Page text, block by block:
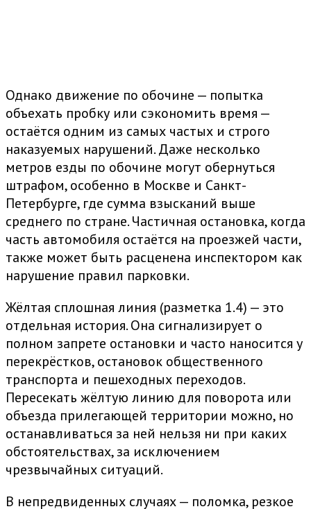
Однако движение по обочине — попытка
объехать пробку или сэкономить время —
остаётся одним из самых частых и строго
наказуемых нарушений. Даже несколько
метров езды по обочине могут обернуться
штрафом, особенно в Москве и Санкт-
Петербурге, где сумма взысканий выше
среднего по стране. Частичная остановка, когда
часть автомобиля остаётся на проезжей части,
также может быть расценена инспектором как
нарушение правил парковки.
Жёлтая сплошная линия (разметка 1.4) — это
отдельная история. Она сигнализирует о
полном запрете остановки и часто наносится у
перекрёстков, остановок общественного
транспорта и пешеходных переходов.
Пересекать жёлтую линию для поворота или
объезда прилегающей территории можно, но
останавливаться за ней нельзя ни при каких
обстоятельствах, за исключением
чрезвычайных ситуаций.
В непредвиденных случаях — поломка, резкое